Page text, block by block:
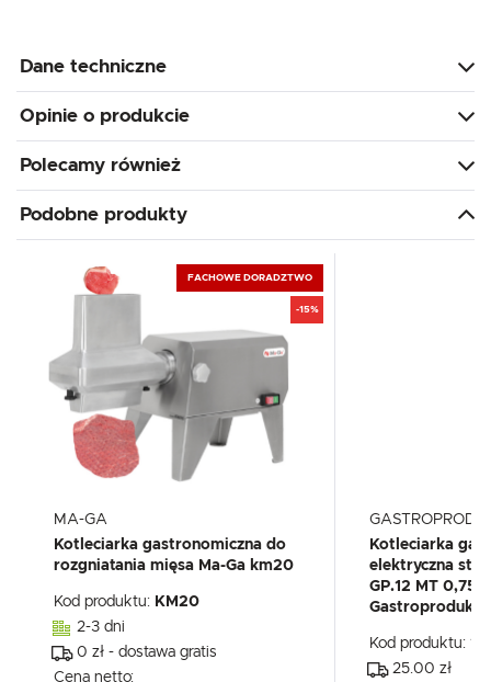
Dane techniczne
Opinie o produkcie
Polecamy również
Podobne produkty
FACHOWE DORADZTWO
-15%
MA-GA
Kotleciarka gastronomiczna do
rozgniatania mięsa Ma-Ga km20
Kod produktu: KM20
2-3 dni
0 zł - dostawa gratis
Cena netto:
Kotleciarka
elektryczna
GP.12 MT
Gastroprodukt
Kod produktu:
25.00 zł